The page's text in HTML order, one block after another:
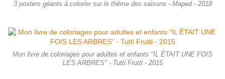
3 posters géants à colorier sur le thème des saisons - Maped - 2018
Mon livre de coloriages pour adultes et enfants "IL ÉTAIT UNE FOIS
LES ARBRES" - Tutti Frutti - 2015